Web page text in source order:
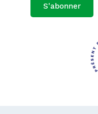
S'abonner